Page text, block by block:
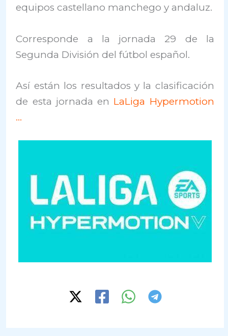
equipos castellano manchego y andaluz.
Corresponde a la jornada 29 de la
Segunda División del fútbol español.
Así están los resultados y la clasificación
de esta jornada en LaLiga Hypermotion
…